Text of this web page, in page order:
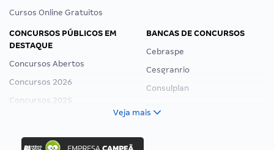
Cursos Online Gratuitos
CONCURSOS PÚBLICOS EM
DESTAQUE
Concursos Abertos
Concursos 2026
Concursos 2025
Concurso Ibama
BANCAS DE CONCURSOS
Cebraspe
Cesgranrio
Consulplan
Veja mais